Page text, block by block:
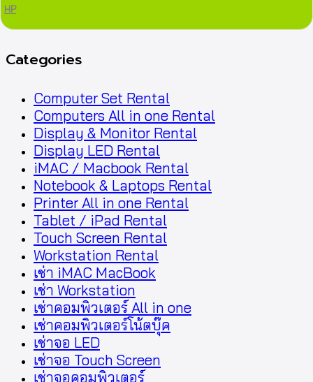
HP
Categories
Computer Set Rental
Computers All in one Rental
Display & Monitor Rental
Display LED Rental
iMAC / Macbook Rental
Notebook & Laptops Rental
Printer All in one Rental
Tablet / iPad Rental
Touch Screen Rental
Workstation Rental
เช่า iMAC MacBook
เช่า Workstation
เช่าคอมพิวเตอร์ All in one
เช่าคอมพิวเตอร์โน้ตบุ๊ค
เช่าจอ LED
เช่าจอ Touch Screen
เช่าจอคอมพิวเตอร์